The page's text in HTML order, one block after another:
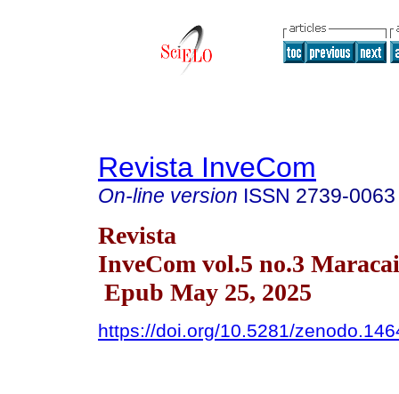
Revista InveCom
On-line version ISSN 2739-0063
Revista
InveCom vol.5 no.3
Epub May 25, 2025
https://doi.org/10.5281/